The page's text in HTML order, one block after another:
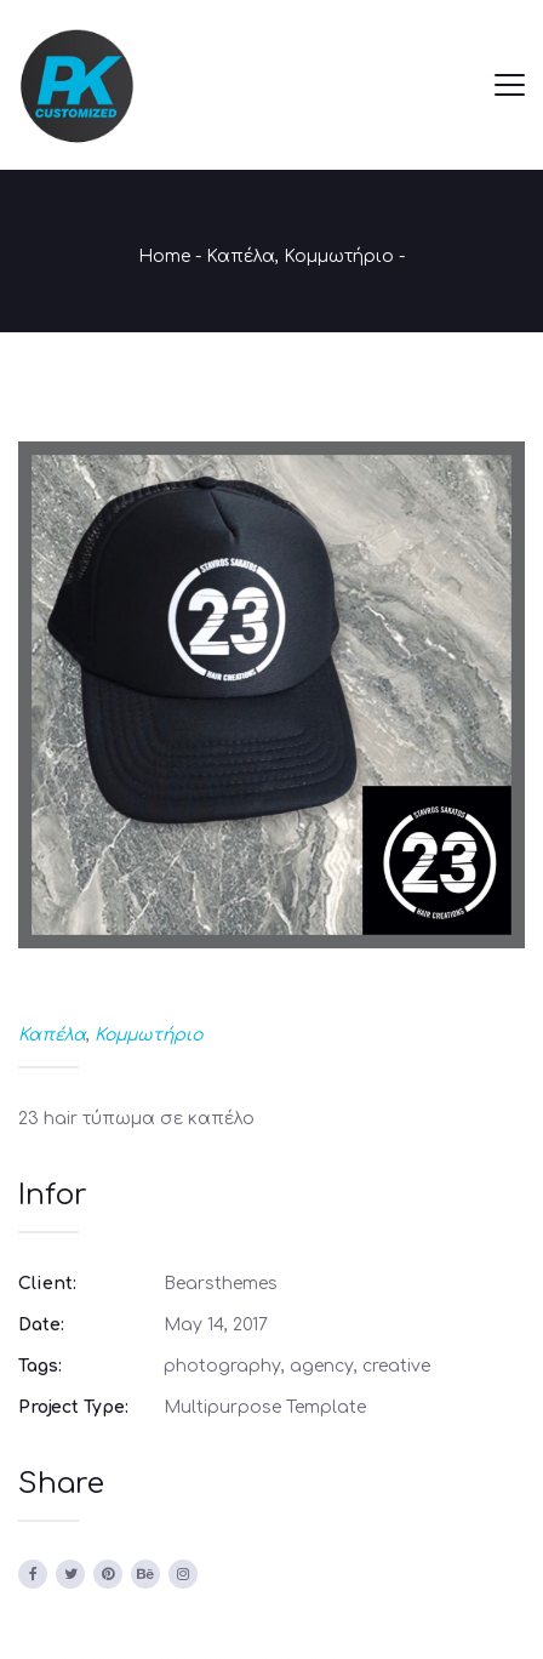
Home - Καπέλα, Κομμωτήριο -
Καπέλα, Κομμωτήριο
23 hair τύπωμα σε καπέλο
Infor
Client: Bearsthemes
Date: May 14, 2017
Tags: photography, agency, creative
Project Type: Multipurpose Template
Share